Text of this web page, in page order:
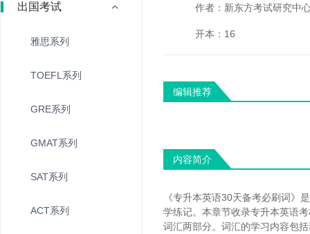
出国考试
雅思系列
TOEFL系列
GRE系列
GMAT系列
SAT系列
ACT系列
作者：新东方考试研究中
开本：16
编辑推荐
内容简介
《专升本英语30天备考必刷词》
学练记。本章节收录专升本英语
词汇两部分。词汇的学习内容包